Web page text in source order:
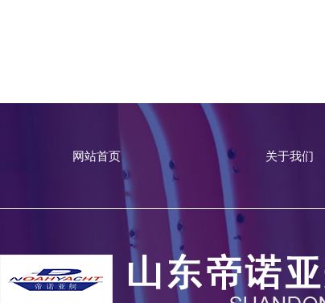
网站首页 关于我们